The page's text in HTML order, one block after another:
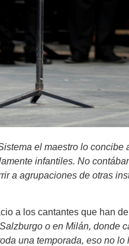
el maestro lo
infantiles. No
a agrupaciones de otras
a los cantantes que han
o en Milán, donde
una temporada, eso no